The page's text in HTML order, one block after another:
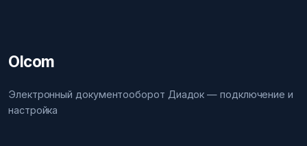
Olcom
Электронный документооборот Диадок — подключение и
настройка